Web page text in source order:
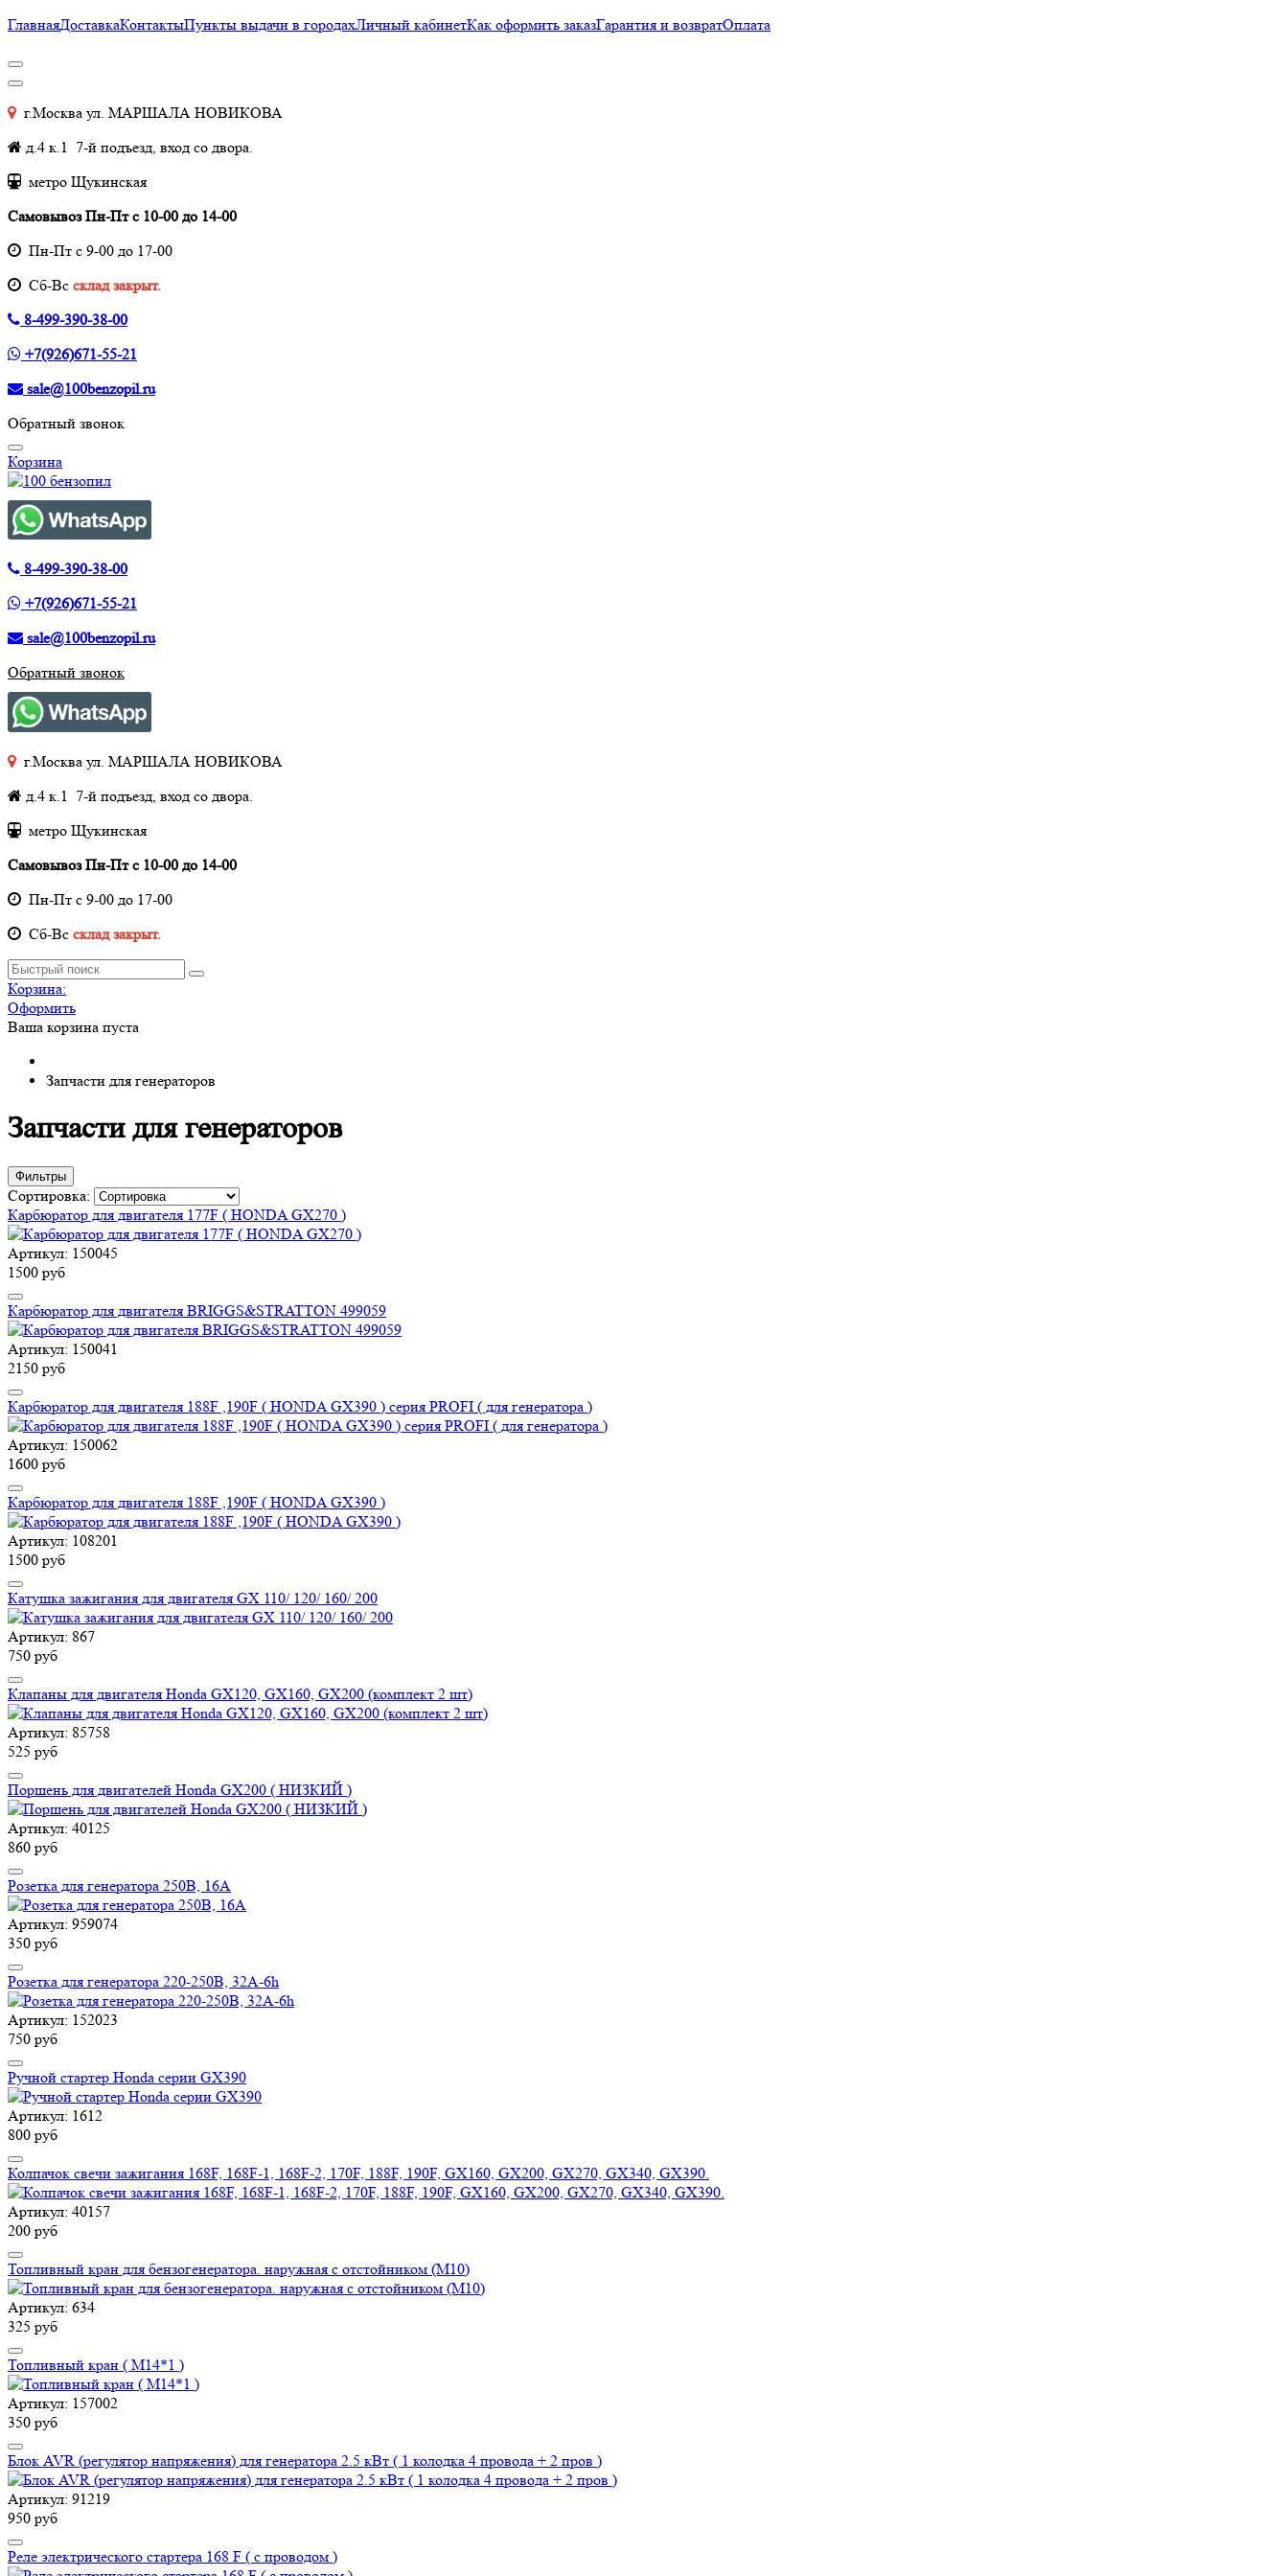
ГлавнаяДоставкаКонтактыПункты выдачи в городахЛичный кабинетКак оформить заказГарантия и возвратОплата
г.Москва ул. МАРШАЛА НОВИКОВА
д.4 к.1 7-й подъезд, вход со двора.
метро Щукинская
Самовывоз Пн-Пт с 10-00 до 14-00
Пн-Пт с 9-00 до 17-00
Cб-Вс склад закрыт.
8-499-390-38-00
+7(926)671-55-21
sale@100benzopil.ru
Обратный звонок
Корзина
8-499-390-38-00
+7(926)671-55-21
sale@100benzopil.ru
Обратный звонок
г.Москва ул. МАРШАЛА НОВИКОВА
д.4 к.1 7-й подъезд, вход со двора.
метро Щукинская
Самовывоз Пн-Пт с 10-00 до 14-00
Пн-Пт с 9-00 до 17-00
Cб-Вс склад закрыт.
Корзина:
Оформить
Ваша корзина пуста
Запчасти для генераторов
Запчасти для генераторов
Фильтры
Сортировка:
Карбюратор для двигателя 177F ( HONDA GX270 )
Артикул: 150045
1500 руб
Карбюратор для двигателя BRIGGS&STRATTON 499059
Артикул: 150041
2150 руб
Карбюратор для двигателя 188F ,190F ( HONDA GX390 ) серия PROFI ( для генератора )
Артикул: 150062
1600 руб
Карбюратор для двигателя 188F ,190F ( HONDA GX390 )
Артикул: 108201
1500 руб
Катушка зажигания для двигателя GX 110/ 120/ 160/ 200
Артикул: 867
750 руб
Клапаны для двигателя Honda GX120, GX160, GX200 (комплект 2 шт)
Артикул: 85758
525 руб
Поршень для двигателей Honda GX200 ( НИЗКИЙ )
Артикул: 40125
860 руб
Розетка для генератора 250В, 16А
Артикул: 959074
350 руб
Розетка для генератора 220-250В, 32А-6h
Артикул: 152023
750 руб
Ручной стартер Honda серии GX390
Артикул: 1612
800 руб
Колпачок свечи зажигания 168F, 168F-1, 168F-2, 170F, 188F, 190F, GX160, GX200, GX270, GX340, GX390.
Артикул: 40157
200 руб
Топливный кран для бензогенератора. наружная с отстойником (М10)
Артикул: 634
325 руб
Топливный кран ( М14*1 )
Артикул: 157002
350 руб
Блок AVR (регулятор напряжения) для генератора 2.5 кВт ( 1 колодка 4 провода + 2 пров )
Артикул: 91219
950 руб
Реле электрического стартера 168 F ( с проводом )